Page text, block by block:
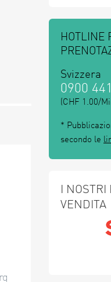
HOTLINE
Svizzera
0900
(CHF 1.00/
*
secondo le
I NOSTRI
VENDITA